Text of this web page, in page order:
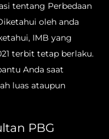
tentang Perbedaan
oleh anda
IMB yang
terbit tetap berlaku.
Anda saat
luas ataupun
PBG